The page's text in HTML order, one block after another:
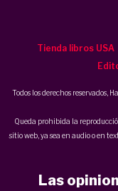
Tienda libros USA
Todos los derechos reservados,
Queda prohibida la
sitio web, ya sea en audio o en
Las